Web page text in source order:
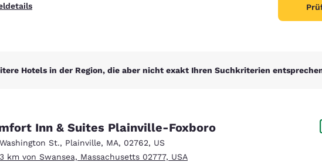
Hotels in der Region, die aber nicht exakt Ihren Suchkriterien
Inn & Suites Plainville-Foxboro
St., Plainville, MA, 02762, US
km von Swansea, Massachusetts 02777, USA